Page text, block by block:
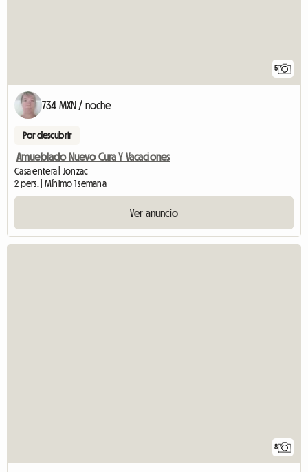
5
734 MXN / noche
Por descubrir
Amueblado Nuevo Cura Y Vacaciones
Casa entera | Jonzac
2 pers. | Mínimo 1 semana
Ver anuncio
8